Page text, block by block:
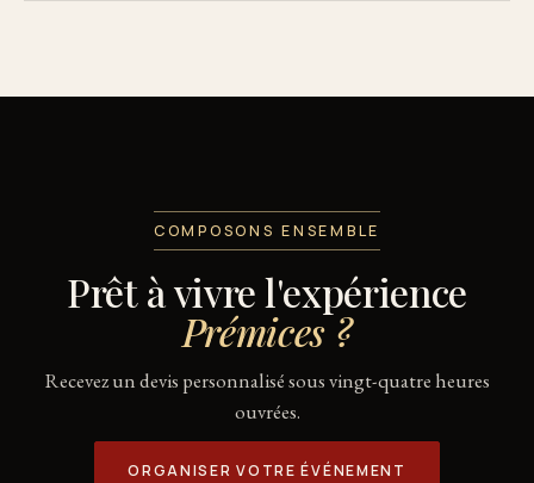
COMPOSONS ENSEMBLE
Prêt à vivre l'expérience
Prémices ?
Recevez un devis personnalisé sous vingt-quatre heures
ouvrées.
ORGANISER VOTRE ÉVÉNEMENT